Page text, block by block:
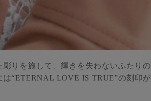
りを施して、輝きを失わないふたりの
“ETERNAL LOVE IS TRUE”の刻印が